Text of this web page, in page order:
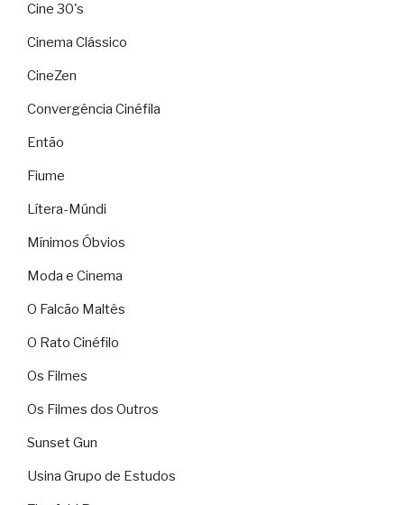
Cine 30's
Cinema Clássico
CineZen
Convergência Cinéfila
Então
Fiume
Lítera-Múndi
Mínimos Óbvios
Moda e Cinema
O Falcão Maltês
O Rato Cinéfilo
Os Filmes
Os Filmes dos Outros
Sunset Gun
Usina Grupo de Estudos